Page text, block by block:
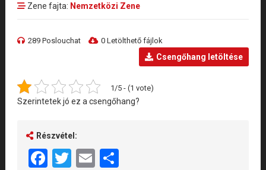
Zene fajta: Nemzetközi Zene
289 Poslouchat 0 Letölthető fájlok
Csengőhang letöltése
1/5 - (1 vote)
Szerintetek jó ez a csengőhang?
Részvétel:
Facebook
Twitter
EmailShare